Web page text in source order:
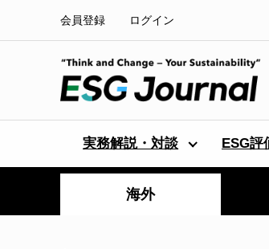
会員登録 ログイン
実務解説・対談 ESG評
海外